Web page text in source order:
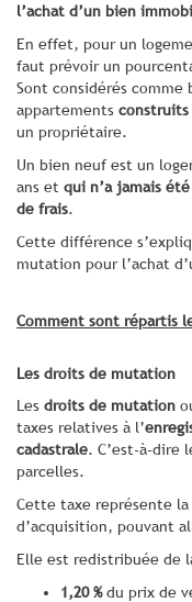
l’achat d’un bien
En effet, pour un
faut prévoir un
Sont considérés comme
appartements construits
un propriétaire.
Un bien neuf est un
ans et qui n’a jamais
de frais.
Cette différence
mutation pour l’achat
Comment sont répartis
Les droits de mutation
Les droits de mutation
taxes relatives à l’
cadastrale. C’est-à-dire
parcelles.
Cette taxe représente
d’acquisition, pouvant
Elle est redistribuée de
1,20 %du prix de